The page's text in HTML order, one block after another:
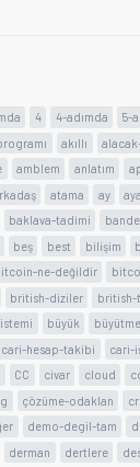
4 4-adımda 5-
akıllı
amblem anlatım
atama ay
baklava-tadimi
beş best bilişim
ne-değildir
british-diziler british-
büyük büyütme
cari-hesap-takibi cari-
CC civar cloud
çözüme-odaklan
demo-degil-tam
derman dertlere